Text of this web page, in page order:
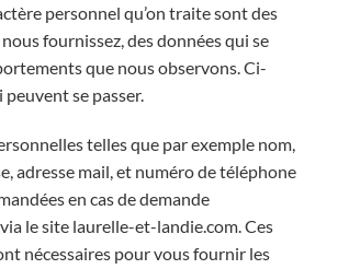
personnel qu’on traite sont des
fournissez, des données qui se
que nous observons. Ci-
peuvent se passer.
telles que par exemple nom,
adresse mail, et numéro de téléphone
en cas de demande
le site laurelle-et-landie.com. Ces
nécessaires pour vous fournir les